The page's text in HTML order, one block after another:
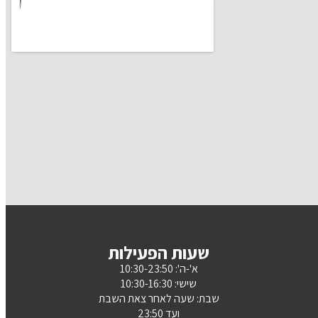
שעות הפעילות
א'-ה': 10:30-23:50
שישי: 10:30-16:30
שבת: שעה לאחר צאת השבת
ועד 23:50